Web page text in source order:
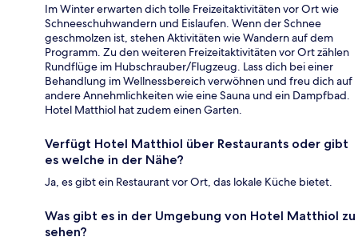
Im Winter erwarten dich tolle Freizeitaktivitäten vor Ort wie
Schneeschuhwandern und Eislaufen. Wenn der Schnee
geschmolzen ist, stehen Aktivitäten wie Wandern auf dem
Programm. Zu den weiteren Freizeitaktivitäten vor Ort zählen
Rundflüge im Hubschrauber/Flugzeug. Lass dich bei einer
Behandlung im Wellnessbereich verwöhnen und freu dich auf
andere Annehmlichkeiten wie eine Sauna und ein Dampfbad.
Hotel Matthiol hat zudem einen Garten.
Verfügt Hotel Matthiol über Restaurants oder gibt
es welche in der Nähe?
Ja, es gibt ein Restaurant vor Ort, das lokale Küche bietet.
Was gibt es in der Umgebung von Hotel Matthiol zu
sehen?